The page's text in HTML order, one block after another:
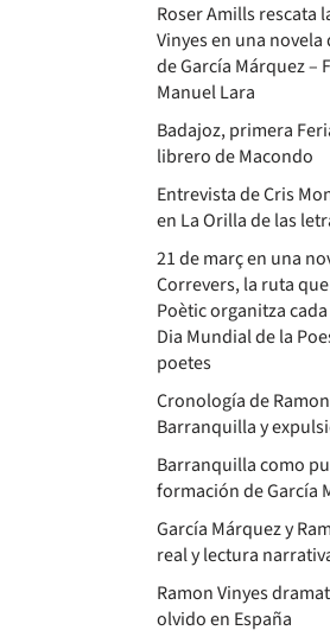
Roser Amills rescata
Vinyes en una
de García Márquez –
Manuel Lara
Badajoz, primera
librero de Macondo
Entrevista de Cris
en La Orilla de las
21 de març en una
Correvers, la ruta
Poètic organitza
Dia Mundial de la
poetes
Cronología de
Barranquilla y
Barranquilla como
formación de García
García Márquez y
real y lectura
Ramon Vinyes
olvido en España